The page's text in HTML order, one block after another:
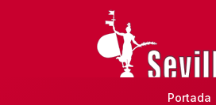
Portada